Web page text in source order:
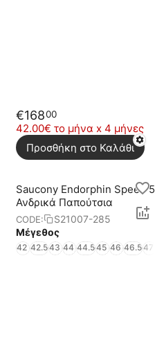
€16800
42.00€ το μήνα x 4 μήνες
Προσθήκη στο Καλάθι
Saucony Endorphin Speed 5
Ανδρικά Παπούτσια
CODE:
S21007-285
Μέγεθος
42 42.543 44 44.545 46 46.547